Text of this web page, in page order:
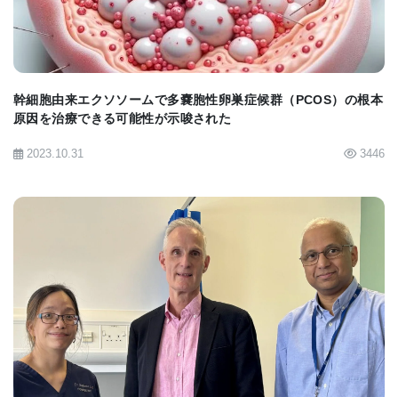
ンを受けている。 Becher博士は、放射線科医がこれ
らのスキャンで褐色脂肪を検出すると、それが腫瘍
と間違えられないように定期的に記録されることを
知っていた。 「これは、人口規模で褐色脂肪を調べ
るための貴重なリソースになる可能性があることに
気づいた」とBecher博士は述べた。
MSKCCの分子イメージングおよび治療サービスのチ
ーフであるHeiko Schoder医師、およびMSKCCの放
射線科医であるAndreas Wibmer医師と協力し、
52,000人以上の患者から130,000のPETスキャンをレ
ビューし、個人の約10パーセント に褐色脂肪の存在
幹細胞由来エクソソームで多嚢胞性卵巣症候群（PCOS）の根本
原因を治療できる可能性が示唆された
2023.10.31 3446
BIOMARKET JP